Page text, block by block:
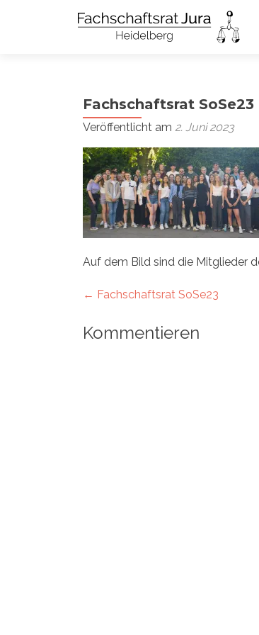
Fachschaftsrat SoSe23
Veröffentlicht am 2. Juni 2023
Auf dem Bild sind die Mitglieder
Artikel-
Navigation
← Fachschaftsrat SoSe23
Kommentieren